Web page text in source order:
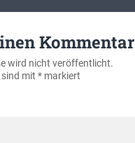
Kommentar
wird nicht veröffentlicht.
mit *markiert